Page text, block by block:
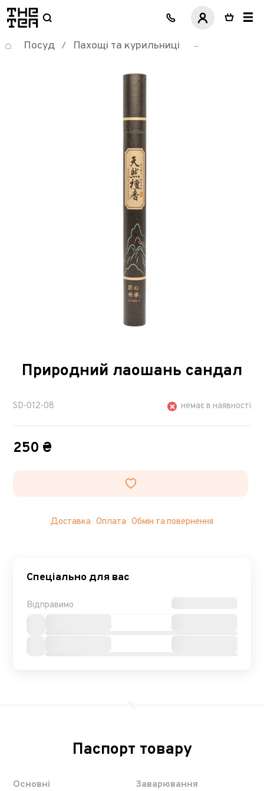
логотип
Посуд / Пахощі та курильниці
Природний лаошань сандал
SD-012-08 немає в наявності
250 ₴
Доставка Оплата Обмін та повернення
Спеціально для вас
Відправимо
Паспорт товару
Основні Заварювання